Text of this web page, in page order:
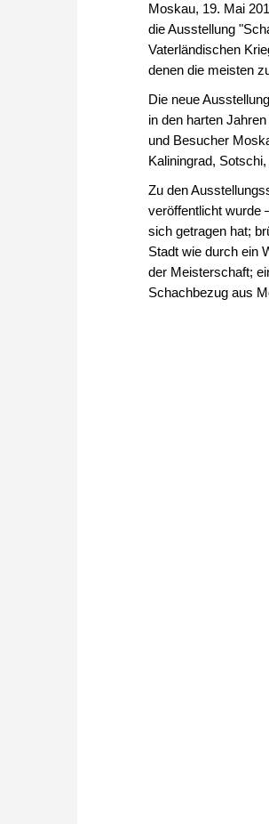
Moskau, 19. Mai
die Ausstellung
Vaterländischen
denen die meisten
Die neue
in den harten
und Besucher
Kaliningrad,
Zu den
veröffentlicht wurde
sich getragen hat;
Stadt wie durch ein
der Meisterschaft;
Schachbezug aus